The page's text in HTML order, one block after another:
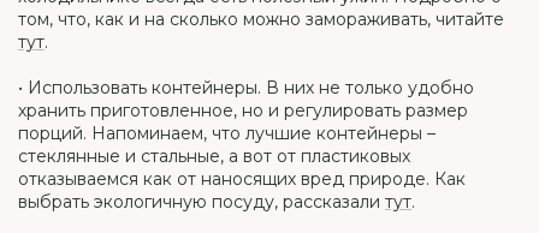
том, что, как и на сколько можно замораживать, читайте
тут.
• Использовать контейнеры. В них не только удобно
хранить приготовленное, но и регулировать размер
порций. Напоминаем, что лучшие контейнеры –
стеклянные и стальные, а вот от пластиковых
отказываемся как от наносящих вред природе. Как
выбрать экологичную посуду, рассказали тут.